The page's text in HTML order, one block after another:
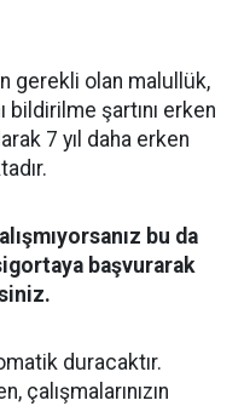
gerekli olan malullük,
bildirilme şartını erken
7 yıl daha erken
bu da
başvurarak
duracaktır.
çalışmalarınızın